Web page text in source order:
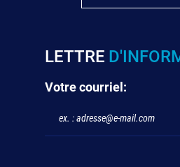
LETTRE
Votre courriel: